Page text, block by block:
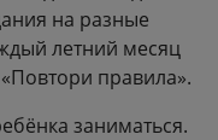
на разные
летний месяц
правила».
заниматься.